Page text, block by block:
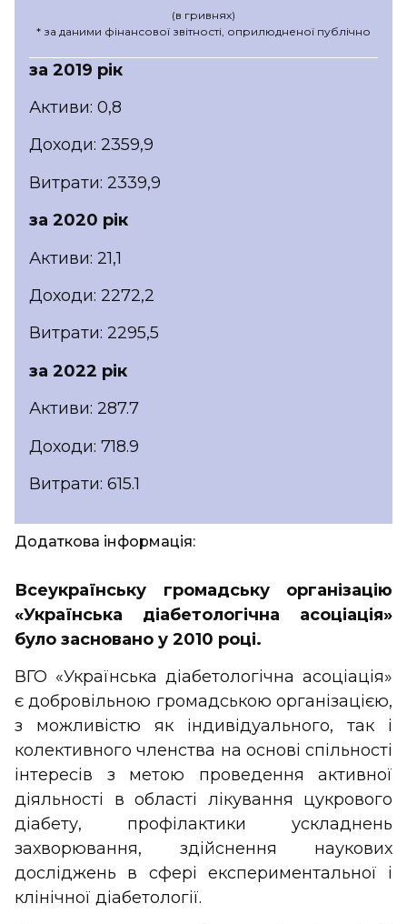
(в гривнях)
* за даними фінансової звітності, оприлюдненої публічно
за 2019 рік
Активи: 0,8
Доходи: 2359,9
Витрати: 2339,9
за 2020 рік
Активи: 21,1
Доходи: 2272,2
Витрати: 2295,5
за 2022 рік
Активи: 287.7
Доходи: 718.9
Витрати: 615.1
Додаткова інформація:
Всеукраїнську громадську організацію
«Українська діабетологічна асоціація»
було засновано у 2010 році.
ВГО «Українська діабетологічна асоціація»
є добровільною громадською організацією,
з можливістю як індивідуального, так і
колективного членства на основі спільності
інтересів з метою проведення активної
діяльності в області лікування цукрового
діабету, профілактики ускладнень
захворювання, здійснення наукових
досліджень в сфері експериментальної і
клінічної діабетології.